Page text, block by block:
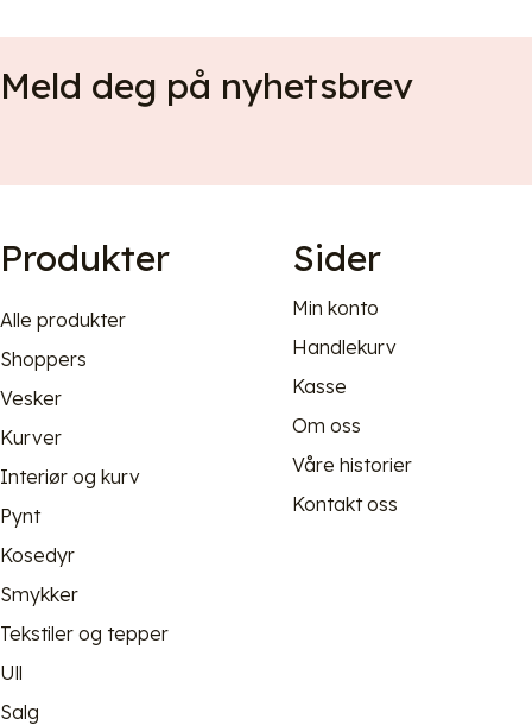
Sider
Min konto
Handlekurv
Kasse
Om oss
Våre historier
Kontakt oss
Produkter
Alle produkter
Shoppers
Vesker
Kurver
Interiør og kurv
Pynt
Kosedyr
Smykker
Tekstiler og tepper
Ull
Salg
Meld deg på nyhetsbrev